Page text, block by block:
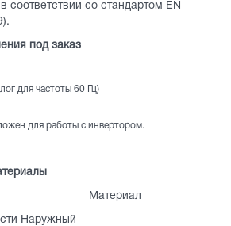
соответствии со стандартом EN
под заказ
для частоты 60 Гц)
для работы с инвертором.
Материал
Наружный